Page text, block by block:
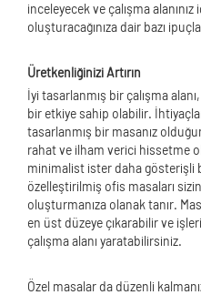
inceleyecek ve çalışma
oluşturacağınıza dair bazı
Üretkenliğinizi Artırın
İyi tasarlanmış bir çalışma
bir etkiye sahip olabilir.
tasarlanmış bir masanız
rahat ve ilham verici hissetme
minimalist ister daha gösterişli
özelleştirilmiş ofis masaları
oluşturmanıza olanak tanır.
en üst düzeye çıkarabilir ve
çalışma alanı yaratabilirsiniz.
Özel masalar da düzenli